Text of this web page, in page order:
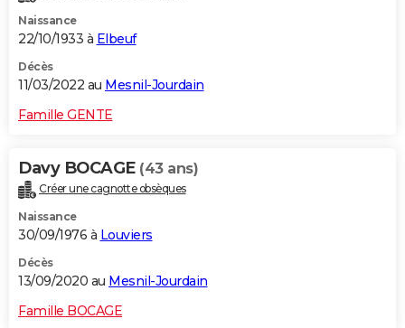
COPAINS D'AVANT
S'inscrire
Se connecter
Lycées
Collèges
Primaires
Universités
Entreprises
Service militaire
Avis de recherche
AVIS DE DÉCÈS
Naissance
22/10/1933 à Elbeuf
Décès
11/03/2022 au Mesnil-Jourdain
Famille GENTE
Davy BOCAGE (43 ans)
Créer une cagnotte obsèques
Naissance
30/09/1976 à Louviers
Décès
13/09/2020 au Mesnil-Jourdain
Famille BOCAGE